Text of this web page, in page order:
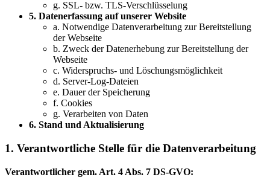
g. SSL- bzw. TLS-Verschlüsselung
5. Datenerfassung auf unserer Website
a. Notwendige Datenverarbeitung zur Bereitstellung
der Webseite
b. Zweck der Datenerhebung zur Bereitstellung der
Webseite
c. Widerspruchs- und Löschungsmöglichkeit
d. Server-Log-Dateien
e. Dauer der Speicherung
f. Cookies
g. Verarbeiten von Daten
6. Stand und Aktualisierung
1. Verantwortliche Stelle für die Datenverarbeitung
Verantwortlicher gem. Art. 4 Abs. 7 DS-GVO: